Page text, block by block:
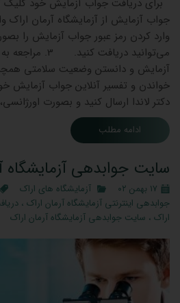
جواب آزمایش از آزمایشگاه آرمان اراک
می‌توانید
آزمایش و دانستن وضعیت سلامتی
خواندن و تفسیر آنلاین جواب آزمایش
دکتر لاندا ارسال کنید و بصورت
ادامه مطلب
سایت جوابدهی آزمایشگاه
۱۷ بهمن ۰۲ آزمایشگاه های اراک
جوابدهی اینترنتی آزمایشگاه آرمان اراک ،
اراک ، سایت جوابدهی آزمایشگاه آرمان اراک